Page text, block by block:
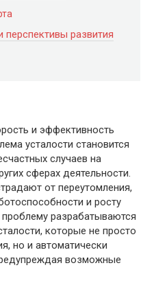
развития
и эффективность
усталости становится
случаев на
сферах деятельности.
от переутомления,
и росту
разрабатываются
которые не просто
но и автоматически
возможные